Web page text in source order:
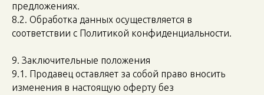
предложениях.
8.2. Обработка данных осуществляется в
соответствии с Политикой конфиденциальности.
9. Заключительные положения
9.1. Продавец оставляет за собой право вносить
изменения в настоящую оферту без